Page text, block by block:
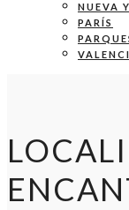
NUEVA
PARÍS